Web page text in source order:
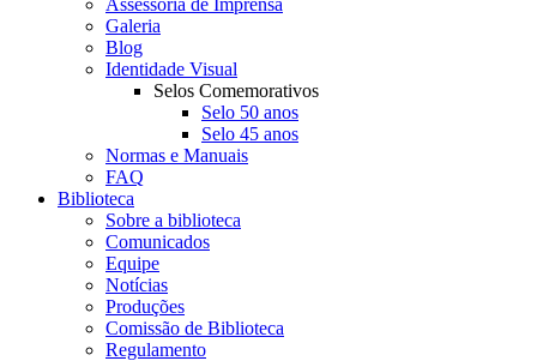
Assessoria de Imprensa
Galeria
Blog
Identidade Visual
Selos Comemorativos
Selo 50 anos
Selo 45 anos
Normas e Manuais
FAQ
Biblioteca
Sobre a biblioteca
Comunicados
Equipe
Notícias
Produções
Comissão de Biblioteca
Regulamento